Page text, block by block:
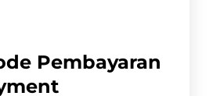
Pembayaran